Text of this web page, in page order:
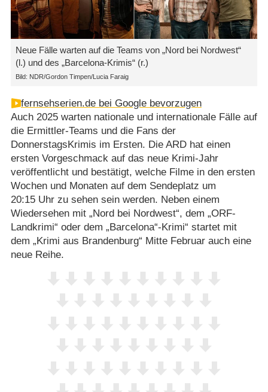
Neue Fälle warten auf die Teams von „Nord bei Nordwest“
(l.) und des „Barcelona-Krimis“ (r.)
Bild: NDR/Gordon Timpen/Lucia Faraig
fernsehserien.de bei Google bevorzugen
Auch 2025 warten nationale und internationale Fälle auf
die Ermittler-Teams und die Fans der
DonnerstagsKrimis im Ersten. Die ARD hat einen
ersten Vorgeschmack auf das neue Krimi-Jahr
veröffentlicht und bestätigt, welche Filme in den ersten
Wochen und Monaten auf dem Sendeplatz um
20:15 Uhr zu sehen sein werden. Neben einem
Wiedersehen mit „Nord bei Nordwest“, dem „ORF-
Landkrimi“ oder dem „Barcelona“-Krimi“ startet mit
dem „Krimi aus Brandenburg“ Mitte Februar auch eine
neue Reihe.